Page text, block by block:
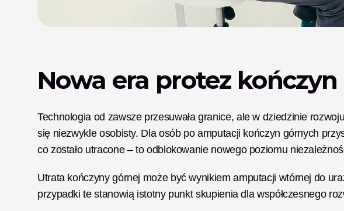
Nowa era protez
Technologia od zawsze przesuwała granice, ale w dziedzinie
się niezwykle osobisty. Dla osób po amputacji kończyn górnych
co zostało utracone – to odblokowanie nowego poziomu
Utrata kończyny górnej może być wynikiem amputacji wtórnej do
przypadki te stanowią istotny punkt skupienia dla współczesnego